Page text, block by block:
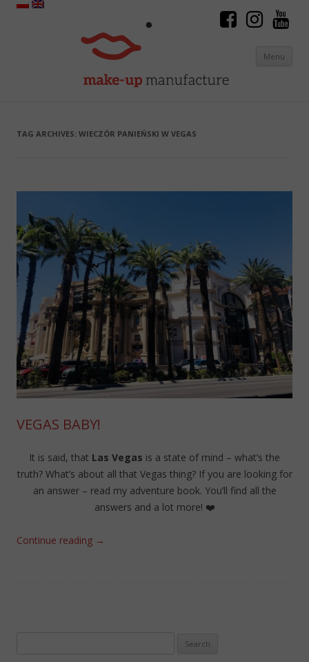
Menu
TAG ARCHIVES: WIECZÓR PANIEŃSKI W VEGAS
VEGAS BABY!
It is said, that Las Vegas is a state of mind – what’s the
truth? What’s about all that Vegas thing? If you are looking for
an answer – read my adventure book. You’ll find all the
answers and a lot more! ❤️
Continue reading →